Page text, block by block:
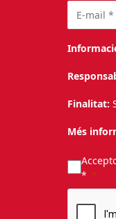
Finalitat:
Més
*